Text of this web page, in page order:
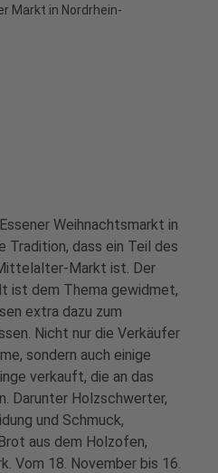
Markt in Nordrhein-
Weihnachtsmarkt in
Tradition, dass ein Teil des
Markt ist. Der
ist dem Thema gewidmet,
extra dazu zum
Nicht nur die Verkäufer
sondern auch einige
verkauft, die an das
Darunter Holzschwerter,
und Schmuck,
aus dem Holzofen,
Vom 18. November bis 16.